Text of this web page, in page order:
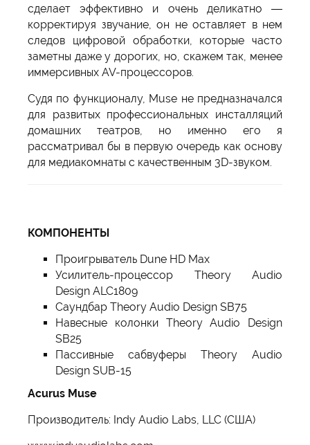
сделает эффективно и очень деликатно —
корректируя звучание, он не оставляет в нем
следов цифровой обработки, которые часто
заметны даже у дорогих, но, скажем так, менее
иммерсивных AV-процессоров.
Судя по функционалу, Muse не предназначался
для развитых профессиональных инсталляций
домашних театров, но именно его я
рассматривал бы в первую очередь как основу
для медиакомнаты с качественным 3D-звуком.
КОМПОНЕНТЫ
Проигрыватель Dune HD Max
Усилитель-процессор Theory Audio
Design ALC1809
Саундбар Theory Audio Design SB75
Навесные колонки Theory Audio Design
SB25
Пассивные сабвуферы Theory Audio
Design SUB-15
Acurus Muse
Производитель: Indy Audio Labs, LLC (США)